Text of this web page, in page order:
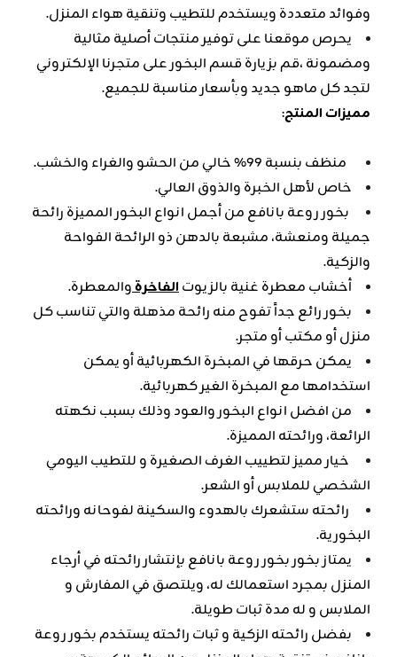
وفوائد متعددة ويستخدم للتطيب وتنقية هواء المنزل.
يحرص موقعنا على توفير منتجات أصلية مثالية
ومضمونة ،قم بزيارة قسم البخور على متجرنا الإلكتروني
لتجد كل ماهو جديد وبأسعار مناسبة للجميع.
مميزات المنتج:
منظف بنسبة 99% خالي من الحشو والغراء والخشب.
خاص لأهل الخبرة والذوق العالي.
بخور روعة بانافع من أجمل انواع البخور المميزة رائحة
جميلة ومنعشة، مشبعة بالدهن ذو الرائحة الفواحة
والزكية.
أخشاب معطرة غنية بالزيوتالفاخرةوالمعطرة.
بخور رائع جداً تفوح منه رائحة مذهلة والتي تناسب كل
منزل أو مكتب أو متجر.
يمكن حرقها في المبخرة الكهربائية أو يمكن
استخدامها مع المبخرة الغير كهربائية.
من افضل انواع البخور والعود وذلك بسبب نكهته
الرائعة، ورائحته المميزة.
خيار مميز لتطييب الغرف الصغيرة و للتطيب اليومي
الشخصي للملابس أو الشعر.
رائحته ستشعرك بالهدوء والسكينة لفوحانه ورائحته
البخورية.
يمتاز بخور بخور روعة بانافع بإنتشار رائحته في أرجاء
المنزل بمجرد استعمالك له، ويلتصق في المفارش و
الملابس و له مدة ثبات طويلة.
بفضل رائحته الزكية و ثبات رائحته يستخدم بخور روعة